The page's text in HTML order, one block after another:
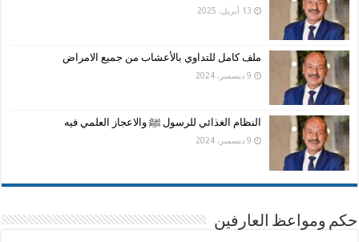
13 أبريل، 2025
ملف كامل للتداوي بالأعشاب من جميع الامراض
9 ديسمبر، 2024
النظام الغذائي للرسول ﷺ والاعجاز العلمي فيه
9 ديسمبر، 2024
حكم ومواعظ العارفين